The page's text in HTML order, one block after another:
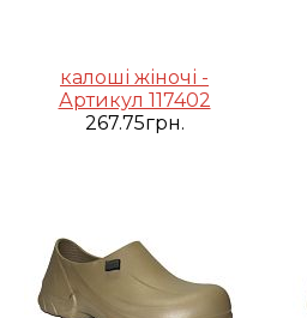
калоші жіночі -
Артикул 117402
267.75грн.